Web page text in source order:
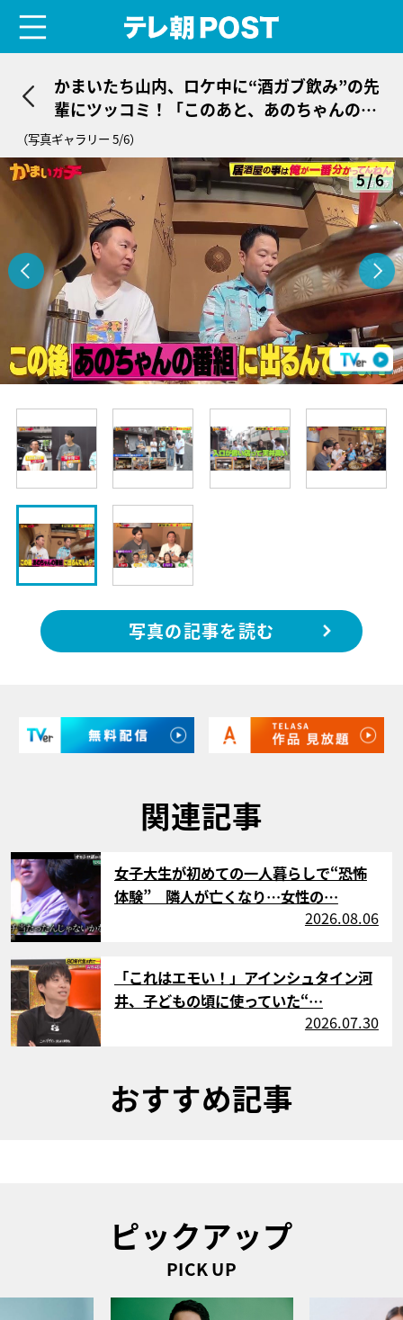
かまいたち山内、ロケ中に“酒ガブ飲み”の先
輩にツッコミ！「このあと、あのちゃんの番
組に出るんでしょ？」
（写真ギャラリー 5/6）
5/6
写真の記事を読む
関連記事
サムネイル
女子大生が初めての一人暮らしで“恐怖
体験” 隣人が亡くなり…女性の…
2026.08.06
サムネイル
「これはエモい！」アインシュタイン河
井、子どもの頃に使っていた“…
2026.07.30
おすすめ記事
ピックアップ
PICK UP